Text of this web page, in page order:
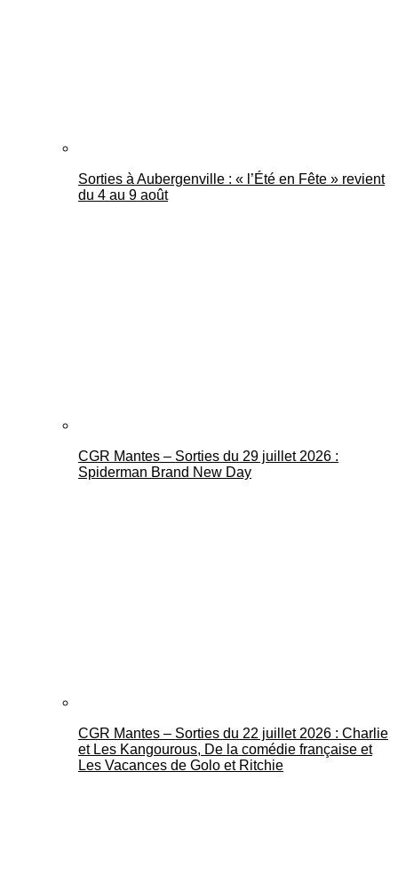
Sorties à Aubergenville : « l’Été en Fête » revient
du 4 au 9 août
CGR Mantes – Sorties du 29 juillet 2026 :
Spiderman Brand New Day
CGR Mantes – Sorties du 22 juillet 2026 : Charlie
et Les Kangourous, De la comédie française et
Les Vacances de Golo et Ritchie